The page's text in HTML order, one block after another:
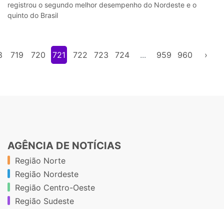
registrou o segundo melhor desempenho do Nordeste e o
quinto do Brasil
719 720 721 722 723 724 ... 959 960 ›
AGÊNCIA DE NOTÍCIAS
Região Norte
Região Nordeste
Região Centro-Oeste
Região Sudeste